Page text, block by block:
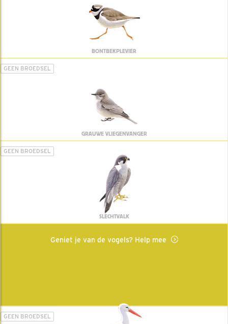
BONTBEKPLEVIER
GEEN BROEDSEL
GRAUWE VLIEGENVANGER
GEEN BROEDSEL
SLECHTVALK
Geniet je van de vogels? Help mee
GEEN BROEDSEL